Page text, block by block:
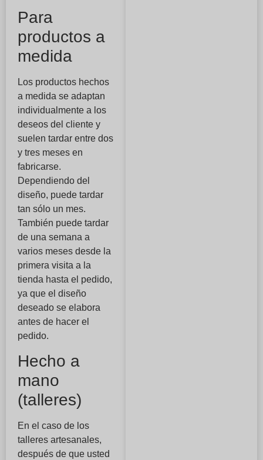
Para
productos a
medida
Los productos hechos
a medida se adaptan
individualmente a los
deseos del cliente y
suelen tardar entre dos
y tres meses en
fabricarse.
Dependiendo del
diseño, puede tardar
tan sólo un mes.
También puede tardar
de una semana a
varios meses desde la
primera visita a la
tienda hasta el pedido,
ya que el diseño
deseado se elabora
antes de hacer el
pedido.
Hecho a
mano
(talleres)
En el caso de los
talleres artesanales,
después de que usted